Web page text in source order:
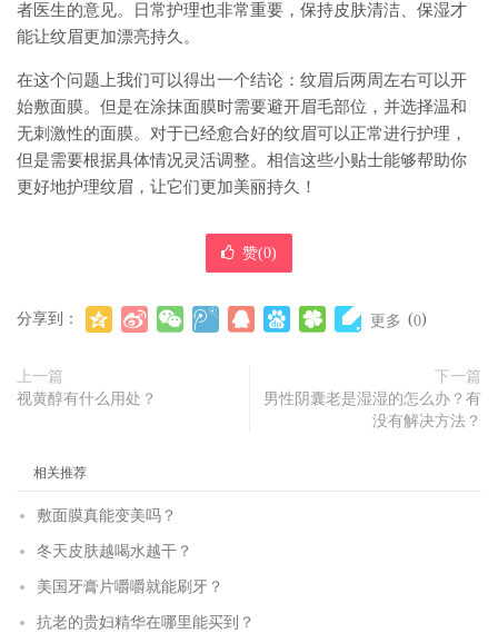
者医生的意见。日常护理也非常重要，保持皮肤清洁、保湿才
能让纹眉更加漂亮持久。
在这个问题上我们可以得出一个结论：纹眉后两周左右可以开
始敷面膜。但是在涂抹面膜时需要避开眉毛部位，并选择温和
无刺激性的面膜。对于已经愈合好的纹眉可以正常进行护理，
但是需要根据具体情况灵活调整。相信这些小贴士能够帮助你
更好地护理纹眉，让它们更加美丽持久！
赞(0)
分享到： 更多 (0)
上一篇
视黄醇有什么用处？
下一篇
男性阴囊老是湿湿的怎么办？有
没有解决方法？
相关推荐
敷面膜真能变美吗？
冬天皮肤越喝水越干？
美国牙膏片嚼嚼就能刷牙？
抗老的贵妇精华在哪里能买到？